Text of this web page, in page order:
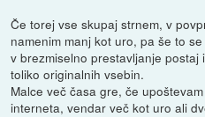
Če torej vse skupaj strnem, v
namenim manj kot uro, pa še to
v brezmiselno prestavljanje
toliko originalnih vsebin.
Malce več časa gre, če
interneta, vendar več kot uro ali